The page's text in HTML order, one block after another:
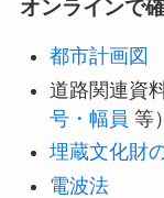
オンラインで
都市計画図
道路関連資
号・幅員 等）
埋蔵文化財
電波法